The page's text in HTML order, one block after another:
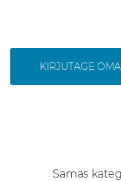
KIRJUTAGE
Samas